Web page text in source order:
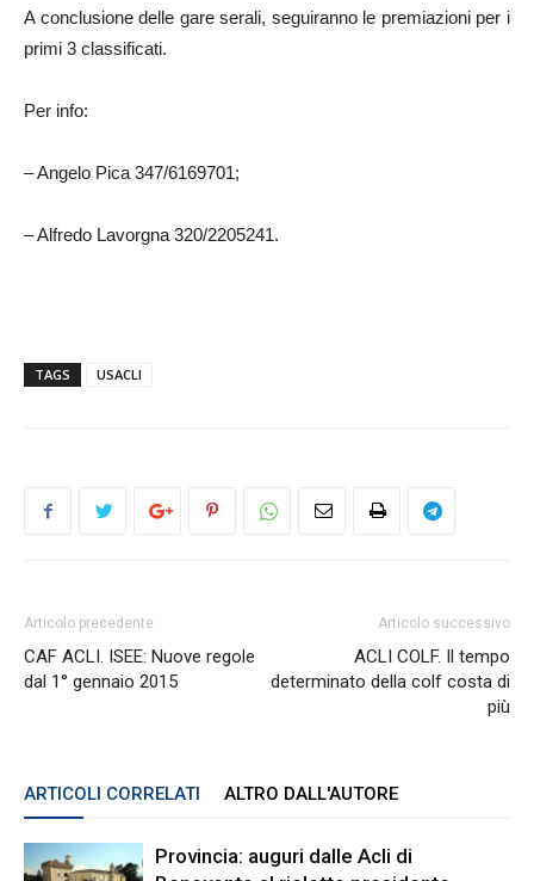
A conclusione delle gare serali, seguiranno le premiazioni per i
primi 3 classificati.
Per info:
– Angelo Pica 347/6169701;
– Alfredo Lavorgna 320/2205241.
TAGS USACLI
Articolo precedente
CAF ACLI. ISEE: Nuove regole
dal 1° gennaio 2015
Articolo successivo
ACLI COLF. Il tempo
determinato della colf costa di
più
ARTICOLI CORRELATI ALTRO DALL'AUTORE
Provincia: auguri dalle Acli di